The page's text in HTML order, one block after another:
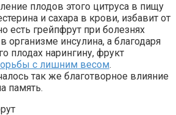
плодов этого цитруса в пищу
и сахара в крови, избавит от
есть грейпфрут при болезнях
организме инсулина, а благодаря
плодах нарингину, фрукт
с лишним весом.
так же благотворное влияние
память.